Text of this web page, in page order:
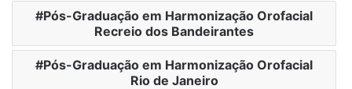
Pós-Graduação em Harmonização Orofacial
Recreio dos Bandeirantes
Pós-Graduação em Harmonização Orofacial
Rio de Janeiro